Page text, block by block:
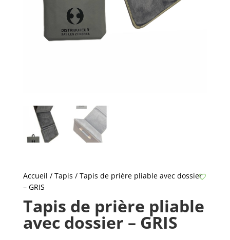
Accueil / Tapis / Tapis de prière pliable avec dossier
– GRIS
Tapis de prière pliable
avec dossier – GRIS